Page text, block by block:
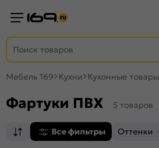
Мебель 169 Кухни Кухонные товары
Фартуки ПВХ 5 товаров
Все фильтры Оттенки